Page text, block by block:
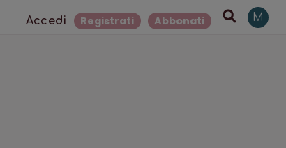
Accedi Registrati Abbonati M